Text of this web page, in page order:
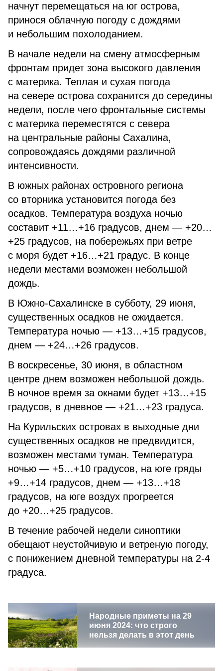
начнут перемещаться на юг острова,
принося облачную погоду с дождями
и небольшим похолоданием.
В начале недели на смену атмосферным
фронтам придет зона высокого давления
с материка. Теплая и сухая погода
на севере острова сохранится до середины
недели, после чего фронтальные системы
с материка переместятся с севера
на центральные районы Сахалина,
сопровождаясь дождями различной
интенсивности.
В южных районах островного региона
со вторника установится погода без
осадков. Температура воздуха ночью
составит +11…+16 градусов, днем — +20…
+25 градусов, на побережьях при ветре
с моря будет +16…+21 градус. В конце
недели местами возможен небольшой
дождь.
В Южно-Сахалинске в субботу, 29 июня,
существенных осадков не ожидается.
Температура ночью — +13…+15 градусов,
днем — +24…+26 градусов.
В воскресенье, 30 июня, в областном
центре днем возможен небольшой дождь.
В ночное время за окнами будет +13…+15
градусов, в дневное — +21…+23 градуса.
На Курильских островах в выходные дни
существенных осадков не предвидится,
возможен местами туман. Температура
ночью — +5…+10 градусов, на юге гряды
+9…+14 градусов, днем — +13…+18
градусов, на юге воздух прогреется
до +20…+25 градусов.
В течение рабочей недели синоптики
обещают неустойчивую и ветреную погоду,
с понижением дневной температуры на 2-4
градуса.
Народные приметы на 29
июня 2024: что строго
нельзя делать в этот день